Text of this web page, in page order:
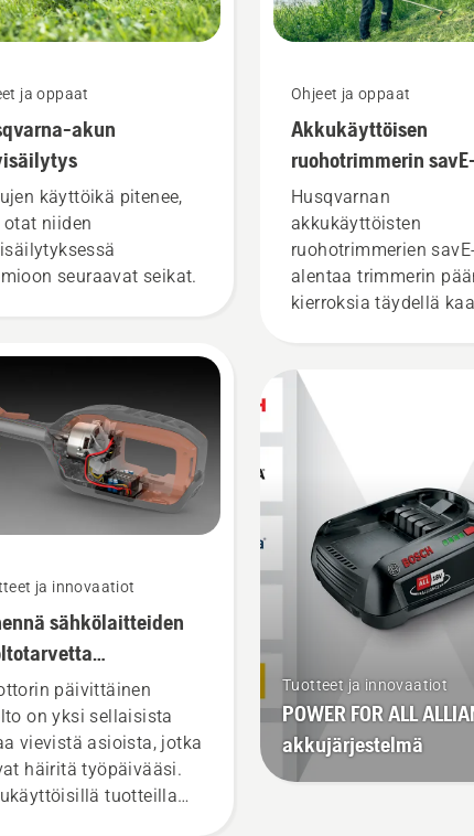
ja oppaat
akun
käyttöikä pitenee,
otat niiden
seuraavat seikat.
ja innovaatiot
sähkölaitteiden
päivittäinen
on yksi sellaisista
vievistä asioista, jotka
häiritä työpäivääsi.
tuotteilla
Ohjeet ja oppaat
Akkukäyttöisen
ruohotrimmerin
käyttäminen
Husqvarnan
akkukäyttöisten
ruohotrimmerien
alentaa trimmerin
kierroksia täydellä
ruohoa leikattaessa.
tilan voi kytkeä
pois helposti yhdellä
Tuotteet ja innovaatiot
POWER FOR ALL
akkujärjestelmä